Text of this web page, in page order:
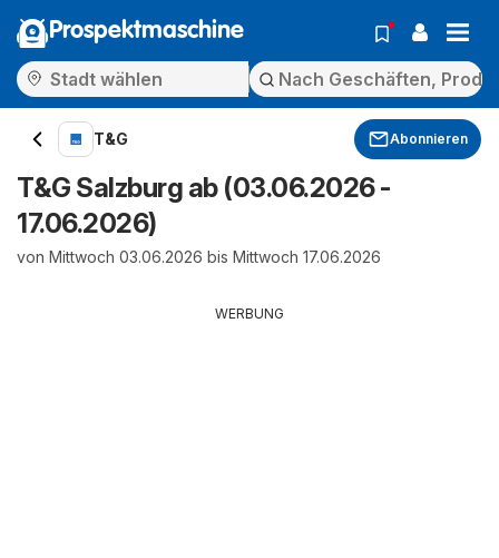
Prospektmaschine
T&G Abonnieren
T&G Salzburg ab (03.06.2026 -
17.06.2026)
von Mittwoch 03.06.2026 bis Mittwoch 17.06.2026
WERBUNG